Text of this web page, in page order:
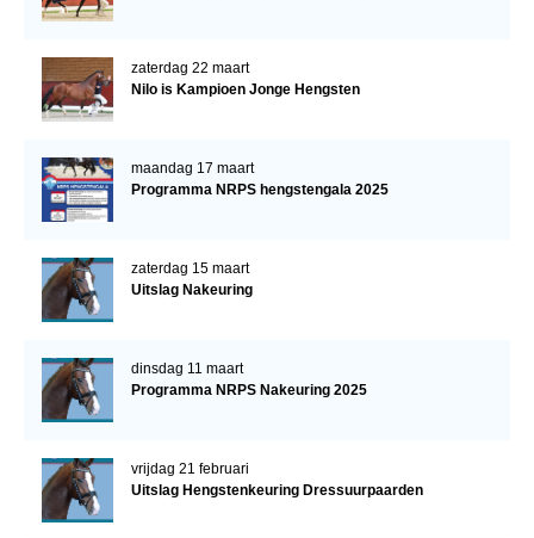
zaterdag 22 maart
Nilo is Kampioen Jonge Hengsten
maandag 17 maart
Programma NRPS hengstengala 2025
zaterdag 15 maart
Uitslag Nakeuring
dinsdag 11 maart
Programma NRPS Nakeuring 2025
vrijdag 21 februari
Uitslag Hengstenkeuring Dressuurpaarden